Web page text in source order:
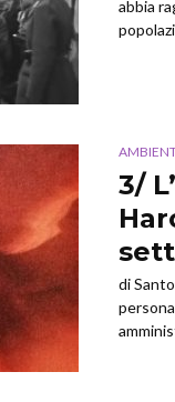
abbia
3/
di